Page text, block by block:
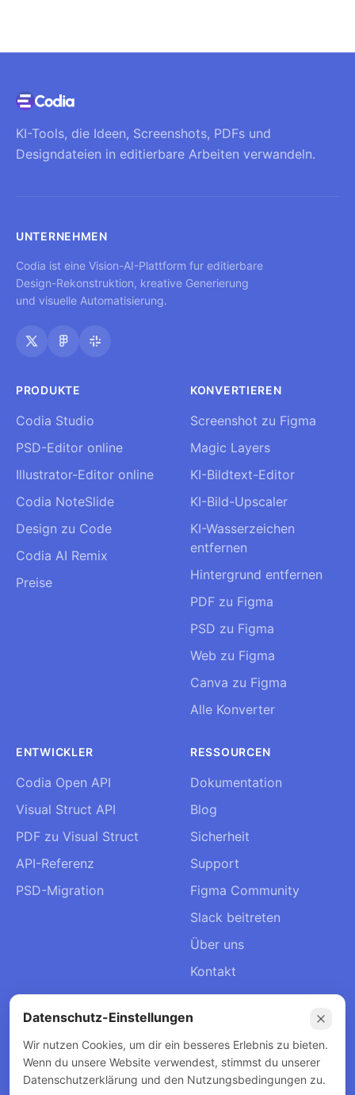
KI-Tools, die Ideen, Screenshots, PDFs und
Designdateien in editierbare Arbeiten verwandeln.
UNTERNEHMEN
Codia ist eine Vision-AI-Plattform fur editierbare
Design-Rekonstruktion, kreative Generierung
und visuelle Automatisierung.
PRODUKTE
Codia Studio
PSD-Editor online
Illustrator-Editor online
Codia NoteSlide
Design zu Code
Codia AI Remix
Preise
KONVERTIEREN
Screenshot zu Figma
Magic Layers
KI-Bildtext-Editor
KI-Bild-Upscaler
KI-Wasserzeichen
entfernen
Hintergrund entfernen
PDF zu Figma
PSD zu Figma
Web zu Figma
Canva zu Figma
Alle Konverter
ENTWICKLER
Codia Open API
Visual Struct API
PDF zu Visual Struct
API-Referenz
PSD-Migration
RESSOURCEN
Dokumentation
Blog
Sicherheit
Support
Figma Community
Slack beitreten
Über uns
Kontakt
© 2026 Codia AI. Alle Rechte vorbehalten.
DatenschutzerklärungNutzungsbedingungen
Rückerstattungsrichtlinie
Datenschutz-Einstellungen
Wir nutzen Cookies, um dir ein besseres Erlebnis zu bieten.
Wenn du unsere Website verwendest, stimmst du unserer
Datenschutzerklärung und den Nutzungsbedingungen zu.